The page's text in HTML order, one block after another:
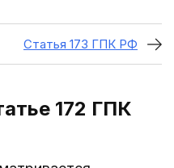
Статья 173 ГПК РФ
172 ГПК